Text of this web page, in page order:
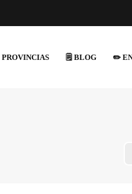
PROVINCIAS 🗒️ BLOG ✏️